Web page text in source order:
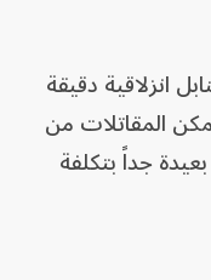
انزلاقية دقيقة
المقاتلات من
جداً بتكلفة